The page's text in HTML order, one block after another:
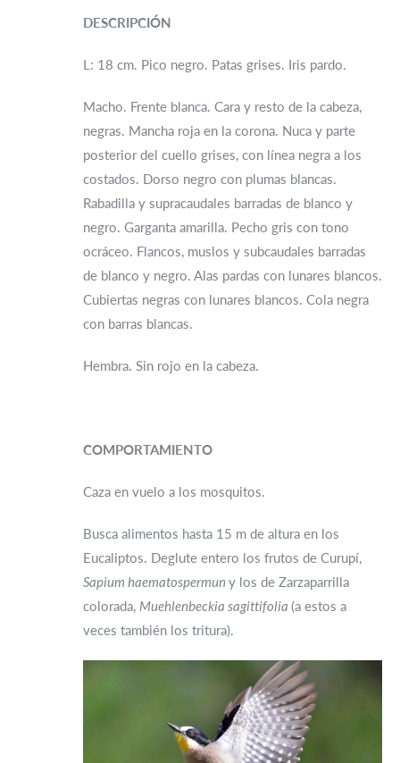
DESCRIPCIÓN
L: 18 cm. Pico negro. Patas grises. Iris pardo.
Macho. Frente blanca. Cara y resto de la cabeza,
negras. Mancha roja en la corona. Nuca y parte
posterior del cuello grises, con línea negra a los
costados. Dorso negro con plumas blancas.
Rabadilla y supracaudales barradas de blanco y
negro. Garganta amarilla. Pecho gris con tono
ocráceo. Flancos, muslos y subcaudales barradas
de blanco y negro. Alas pardas con lunares blancos.
Cubiertas negras con lunares blancos. Cola negra
con barras blancas.
Hembra. Sin rojo en la cabeza.
COMPORTAMIENTO
Caza en vuelo a los mosquitos.
Busca alimentos hasta 15 m de altura en los
Eucaliptos. Deglute entero los frutos de Curupí,
Sapium haematospermun y los de Zarzaparrilla
colorada, Muehlenbeckia sagittifolia (a estos a
veces también los tritura).